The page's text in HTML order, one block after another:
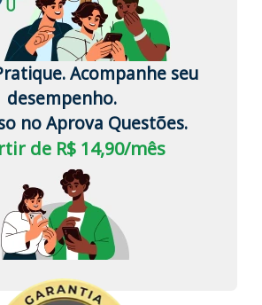
Acompanhe seu
desempenho.
no Aprova Questões.
de R$ 14,90/mês